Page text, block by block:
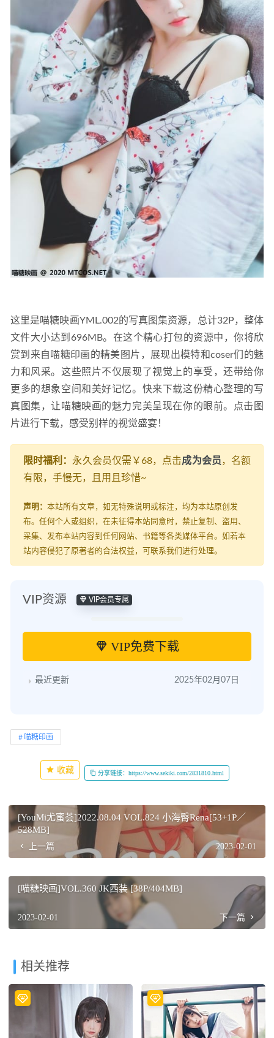
这里是喵糖映画YML.002的写真图集资源，总计32P，整体
文件大小达到696MB。在这个精心打包的资源中，你将欣
赏到来自喵糖印画的精美图片，展现出模特和coser们的魅
力和风采。这些照片不仅展现了视觉上的享受，还带给你
更多的想象空间和美好记忆。快来下载这份精心整理的写
真图集，让喵糖映画的魅力完美呈现在你的眼前。点击图
片进行下载，感受别样的视觉盛宴！
限时福利： 永久会员仅需￥68，点击成为会员，名额
有限，手慢无，且用且珍惜~
声明： 本站所有文章，如无特殊说明或标注，均为本站原创发
布。任何个人或组织，在未征得本站同意时，禁止复制、盗用、
采集、发布本站内容到任何网站、书籍等各类媒体平台。如若本
站内容侵犯了原著者的合法权益，可联系我们进行处理。
VIP资源 VIP会员专属
VIP免费下载
最近更新 2025年02月07日
喵糖印画
收藏 分享链接：https://www.sekiki.com/2831810.html
[YouMi尤蜜荟]2022.08.04 VOL.824 小海臀Rena[53+1P／
528MB]
上一篇 2023-02-01
[喵糖映画]VOL.360 JK西装 [38P/404MB]
2023-02-01 下一篇
相关推荐